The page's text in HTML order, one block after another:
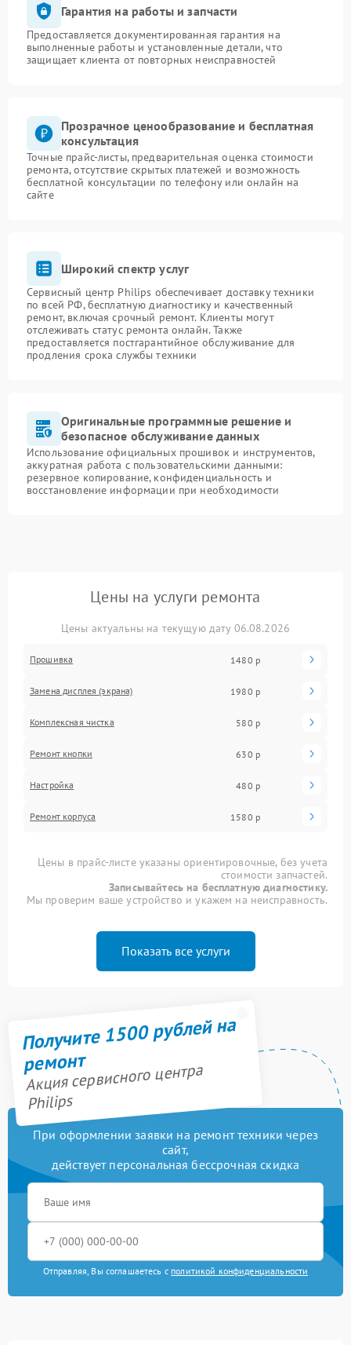
Гарантия на работы и запчасти
Предоставляется документированная гарантия на
выполненные работы и установленные детали, что
защищает клиента от повторных неисправностей
Прозрачное ценообразование и бесплатная
консультация
Точные прайс-листы, предварительная оценка стоимости
ремонта, отсутствие скрытых платежей и возможность
бесплатной консультации по телефону или онлайн на
сайте
Широкий спектр услуг
Сервисный центр Philips обеспечивает доставку техники
по всей РФ, бесплатную диагностику и качественный
ремонт, включая срочный ремонт. Клиенты могут
отслеживать статус ремонта онлайн. Также
предоставляется постгарантийное обслуживание для
продления срока службы техники
Оригинальные программные решение и
безопасное обслуживание данных
Использование официальных прошивок и инструментов,
аккуратная работа с пользовательскими данными:
резервное копирование, конфиденциальность и
восстановление информации при необходимости
Цены на услуги ремонта
Цены актуальны на текущую дату 06.08.2026
Прошивка 1480 р
Замена дисплея (экрана) 1980 р
Комплексная чистка 580 р
Ремонт кнопки 630 р
Настройка 480 р
Ремонт корпуса 1580 р
Цены в прайс-листе указаны ориентировочные, без учета
стоимости запчастей.
Записывайтесь на бесплатную диагностику.
Мы проверим ваше устройство и укажем на неисправность.
Показать все услуги
Получите 1500 рублей на
ремонт
Акция сервисного центра
Philips
При оформлении заявки на ремонт техники через
сайт,
действует персональная бессрочная скидка
Отправляя, Вы соглашаетесь с политикой конфиденциальности